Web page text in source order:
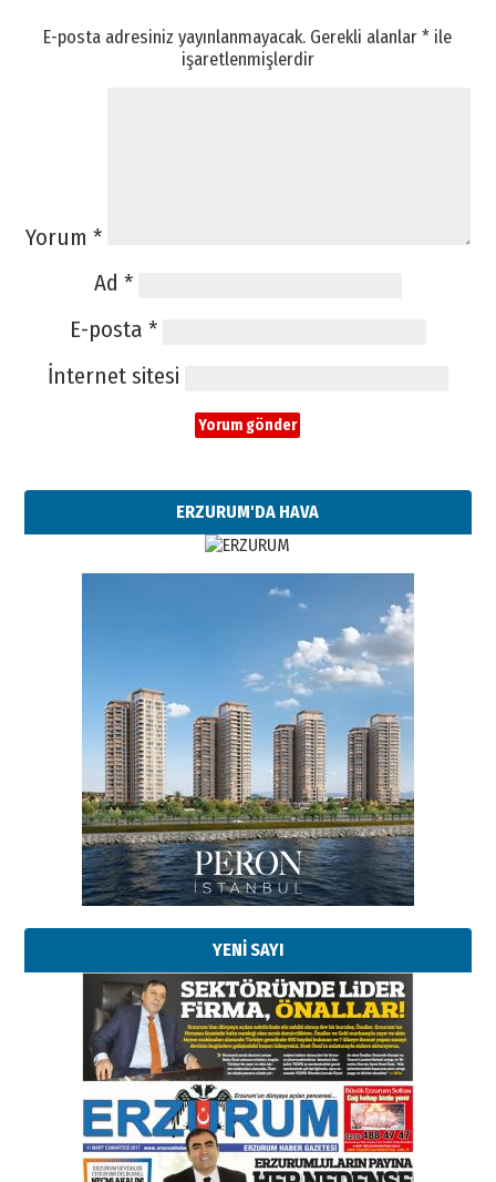
E-posta adresiniz yayınlanmayacak. Gerekli alanlar* ile
işaretlenmişlerdir
Yorum *
Ad *
E-posta *
İnternet sitesi
ERZURUM'DA HAVA
YENİ SAYI
Esat BİNDESEN